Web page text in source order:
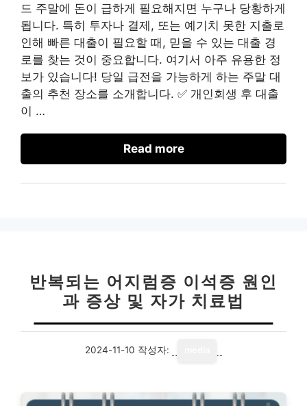
드 주말에 돈이 급하게 필요해지면 누구나 당황하게
됩니다. 특히 투자나 결제, 또는 예기치 못한 지출로
인해 빠른 대출이 필요할 때, 믿을 수 있는 대출 경
로를 찾는 것이 중요합니다. 여기서 아주 유용한 정
보가 있습니다! 당일 급전을 가능하게 하는 주말 대
출의 추천 장소를 소개합니다. ✅ 개인회생 후 대출
이 …
Read more
반복되는 어지럼증 이석증 원인
과 증상 및 자가 치료법
2024-11-10 작성자: